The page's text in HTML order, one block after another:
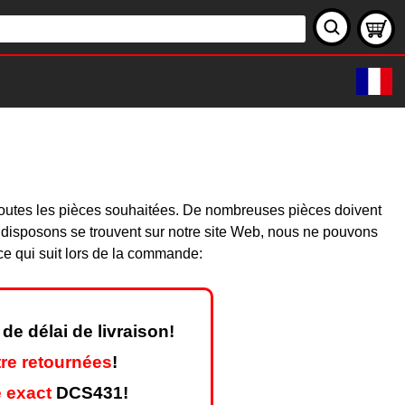
les pièces souhaitées. De nombreuses pièces doivent
se trouvent sur notre site Web, nous ne pouvons
qui suit lors de la commande:
de délai de livraison!
retournées!
exact DCS431!